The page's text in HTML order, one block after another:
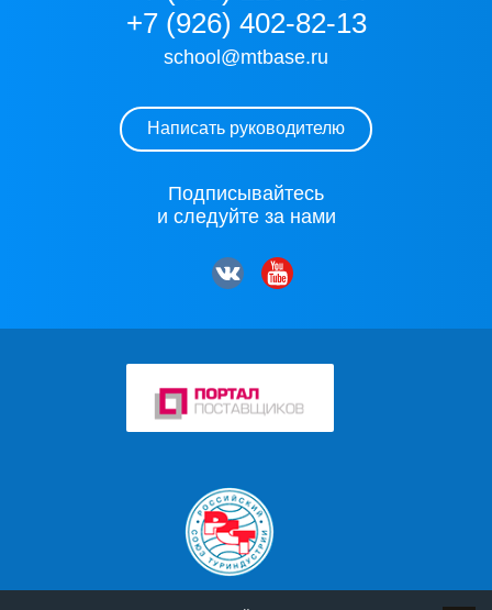
+7 (926) 402-82-13
school@mtbase.ru
Написать руководителю
Подписывайтесь
и следуйте за нами